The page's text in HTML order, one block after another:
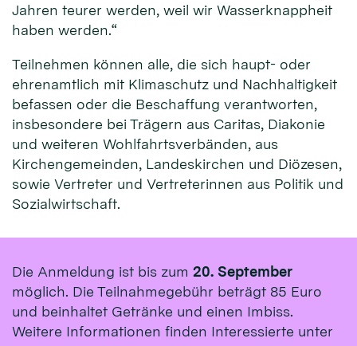
Jahren teurer werden, weil wir Wasserknappheit
haben werden.“
Teilnehmen können alle, die sich haupt- oder
ehrenamtlich mit Klimaschutz und Nachhaltigkeit
befassen oder die Beschaffung verantworten,
insbesondere bei Trägern aus Caritas, Diakonie
und weiteren Wohlfahrtsverbänden, aus
Kirchengemeinden, Landeskirchen und Diözesen,
sowie Vertreter und Vertreterinnen aus Politik und
Sozialwirtschaft.
Die Anmeldung ist bis zum 20. September
möglich. Die Teilnahmegebühr beträgt 85 Euro
und beinhaltet Getränke und einen Imbiss.
Weitere Informationen finden Interessierte unter